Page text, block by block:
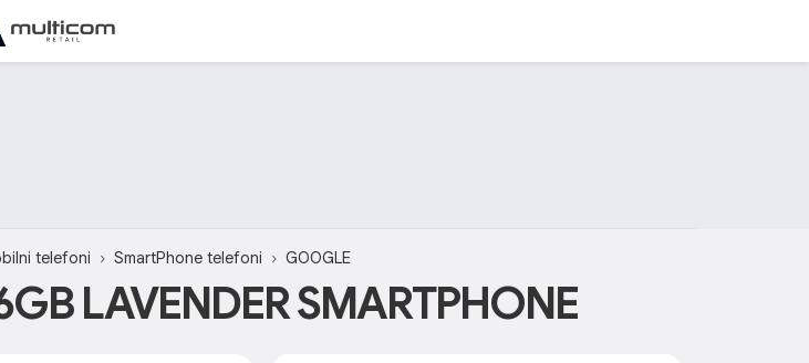
telefoni SmartPhone telefoni GOOGLE
LAVENDER SMARTPHONE